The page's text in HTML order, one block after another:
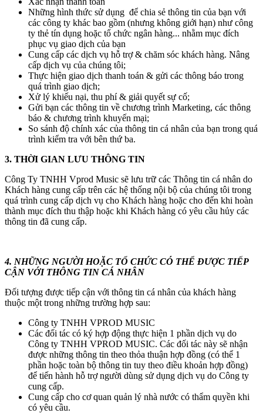
Những hình thức sử dụng để chia sẻ thông tin của bạn với
các công ty khác bao gồm (nhưng không giới hạn) như công
ty thẻ tín dụng hoặc tổ chức ngân hàng... nhằm mục đích
phục vụ giao dịch của bạn
Cung cấp các dịch vụ hỗ trợ & chăm sóc khách hàng. Nâng
cấp dịch vụ của chúng tôi;
Thực hiện giao dịch thanh toán & gửi các thông báo trong
quá trình giao dịch;
Xử lý khiếu nại, thu phí & giải quyết sự cố;
Gửi bạn các thông tin về chương trình Marketing, các thông
báo & chương trình khuyến mại;
So sánh độ chính xác của thông tin cá nhân của bạn trong quá
trình kiểm tra với bên thứ ba.
3. THỜI GIAN LƯU THÔNG TIN
Công Ty TNHH Vprod Music sẽ lưu trữ các Thông tin cá nhân do
Khách hàng cung cấp trên các hệ thống nội bộ của chúng tôi trong
quá trình cung cấp dịch vụ cho Khách hàng hoặc cho đến khi hoàn
thành mục đích thu thập hoặc khi Khách hàng có yêu cầu hủy các
thông tin đã cung cấp.
4. NHỮNG NGƯỜI HOẶC TỔ CHỨC CÓ THỂ ĐƯỢC TIẾP
CẬN VỚI THÔNG TIN CÁ NHÂN
Đối tượng được tiếp cận với thông tin cá nhân của khách hàng
thuộc một trong những trường hợp sau:
Công ty TNHH VPROD MUSIC
Các đối tác có ký hợp động thực hiện 1 phần dịch vụ do
Công ty TNHH VPROD MUSIC. Các đối tác này sẽ nhận
được những thông tin theo thỏa thuận hợp đồng (có thể 1
phần hoặc toàn bộ thông tin tuy theo điều khoản hợp đồng)
để tiến hành hỗ trợ người dùng sử dụng dịch vụ do Công ty
cung cấp.
Cung cấp cho cơ quan quản lý nhà nước có thẩm quyền khi
có yêu cầu.